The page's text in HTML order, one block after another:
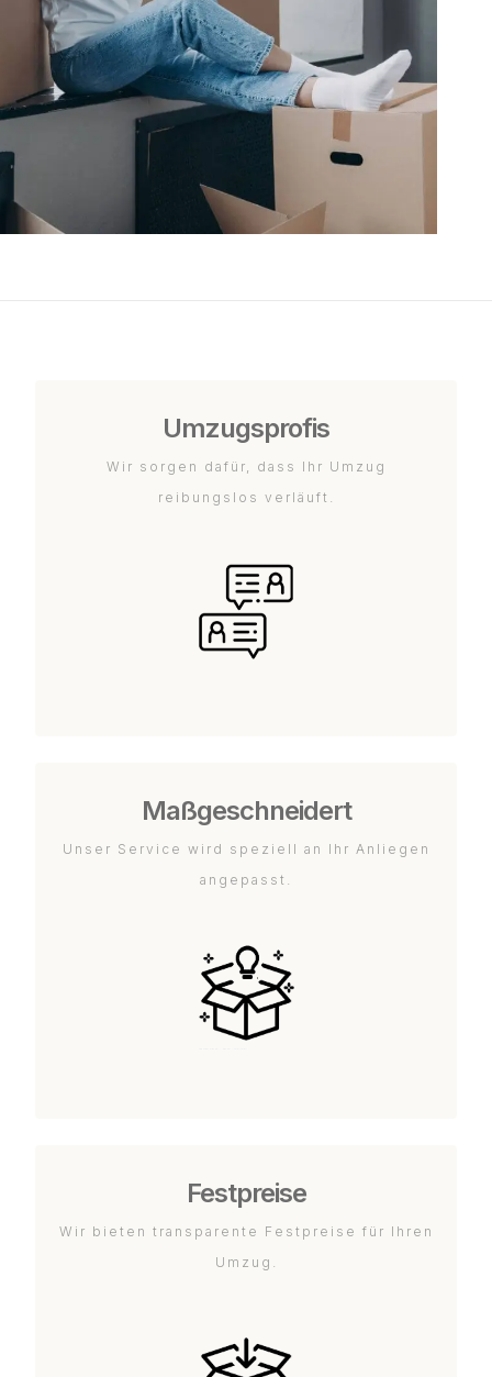
Umzugsprofis
Wir sorgen dafür, dass Ihr Umzug
reibungslos verläuft.
Maßgeschneidert
Unser Service wird speziell an Ihr Anliegen
angepasst.
Festpreise
Wir bieten transparente Festpreise für Ihren
Umzug.